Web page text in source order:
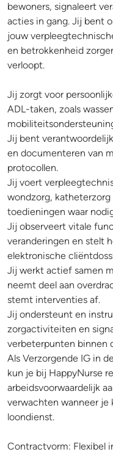
bewoners, signaleert
acties in gang. Jij bent
jouw
en betrokkenheid
verloopt.
Jij zorgt voor
ADL-taken, zoals
Jij bent
en documenteren van
protocollen.
Jij voert
wondzorg,
toedieningen waar
Jij observeert vitale
veranderingen en stelt
elektronische
Jij werkt actief samen
neemt deel aan
stemt interventies af.
Jij ondersteunt en
zorgactiviteiten en
verbeterpunten binnen
Als Verzorgende IG in
kun je bij HappyNurse
arbeidsvoorwaardelijk
verwachten wanneer je
loondienst.
Contractvorm: Flexibel